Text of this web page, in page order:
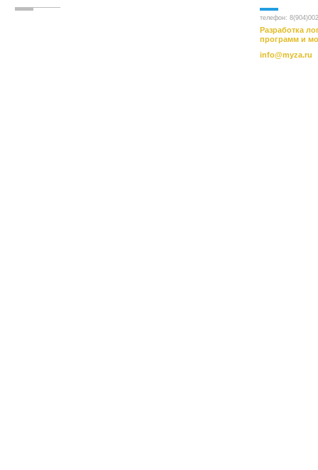
телефон:
Разработка
программ и
info@myza.ru